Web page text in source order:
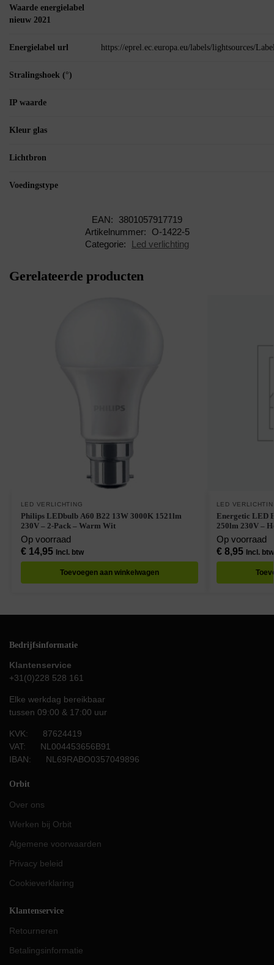
Waarde energielabel
nieuw 2021
Energielabel url https://eprel.ec.europa.eu/labels/lightsources/
Stralingshoek (°)
IP waarde
Kleur glas
Lichtbron
Voedingstype
EAN:
3801057917719
Artikelnummer:
O-1422-5
Categorie:
Led verlichting
Gerelateerde producten
LED VERLICHTING
Philips LEDbulb A60 B22 13W 3000K 1521lm
230V – 2-Pack – Warm Wit
Op voorraad
€14,95 Incl. btw
Toevoegen aan winkelwagen
LED
Energetic LED
250lm 230V –
Op voorraad
€8,95 Incl. btw
Bedrijfsinformatie
Klantenservice
+31(0)228 528 161
Elke werkdag bereikbaar
tussen 09:00 & 17:00 uur
KVK: 87624419
VAT: NL004453656B91
IBAN: NL69RABO0357049896
Orbit
Over ons
Werken bij Orbit
Algemene voorwaarden
Privacy beleid
Cookieverklaring
Klantenservice
Retourneren
Betalingsinformatie